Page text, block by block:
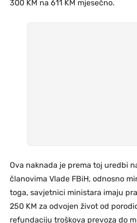
300 KM na 611 KM mjesečno.
Ova naknada je prema toj uredbi
članovima Vlade FBiH, odnosno
toga, savjetnici ministara imaju
250 KM za odvojen život od
refundaciju troškova prevoza do